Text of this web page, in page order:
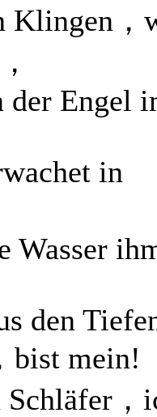
Klingen，
der Engel
in
Wasser
den
bist mein!
Schläfer，